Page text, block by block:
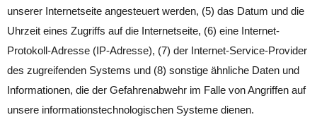
unserer Internetseite angesteuert werden, (5) das Datum und die
Uhrzeit eines Zugriffs auf die Internetseite, (6) eine Internet-
Protokoll-Adresse (IP-Adresse), (7) der Internet-Service-Provider
des zugreifenden Systems und (8) sonstige ähnliche Daten und
Informationen, die der Gefahrenabwehr im Falle von Angriffen auf
unsere informationstechnologischen Systeme dienen.